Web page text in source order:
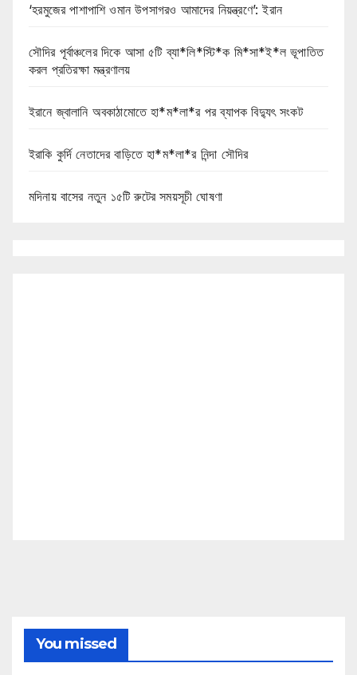
‘হরমুজের পাশাপাশি ওমান উপসাগরও আমাদের নিয়ন্ত্রণে’: ইরান
সৌদির পূর্বাঞ্চলের দিকে আসা ৫টি ব্যা*লি*স্টি*ক মি*সা*ই*ল ভূপাতিত
করল প্রতিরক্ষা মন্ত্রণালয়
ইরানে জ্বালানি অবকাঠামোতে হা*ম*লা*র পর ব্যাপক বিদ্যুৎ সংকট
ইরাকি কুর্দি নেতাদের বাড়িতে হা*ম*লা*র নিন্দা সৌদির
মদিনায় বাসের নতুন ১৫টি রুটের সময়সূচী ঘোষণা
You missed